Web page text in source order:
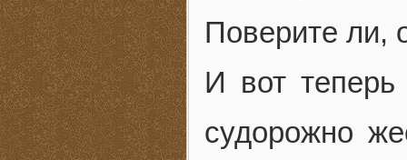
Поверите ли,
И вот
судорожно